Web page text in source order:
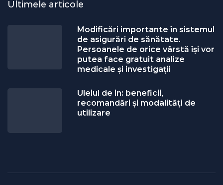
Ultimele articole
Modificări importante în sistemul
de asigurări de sănătate.
Persoanele de orice vârstă își vor
putea face gratuit analize
medicale şi investigaţii
Uleiul de in: beneficii,
recomandări și modalități de
utilizare